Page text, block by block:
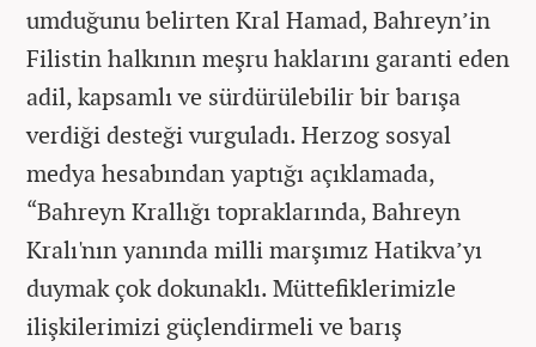
umduğunu belirten Kral Hamad, Bahreyn’in
Filistin halkının meşru haklarını garanti eden
adil, kapsamlı ve sürdürülebilir bir barışa
verdiği desteği vurguladı. Herzog sosyal
medya hesabından yaptığı açıklamada,
“Bahreyn Krallığı topraklarında, Bahreyn
Kralı'nın yanında milli marşımız Hatikva’yı
duymak çok dokunaklı. Müttefiklerimizle
ilişkilerimizi güçlendirmeli ve barış